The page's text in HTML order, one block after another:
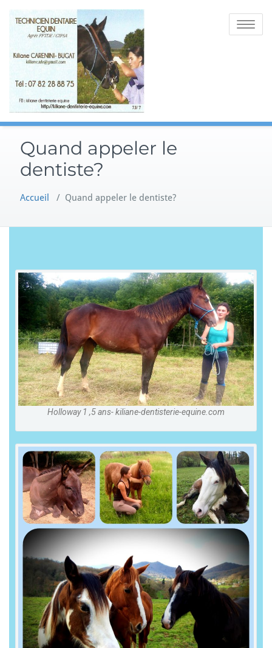
Toggle
Quand appeler le
dentiste?
Accueil / Quand appeler le dentiste?
Holloway 1 ,5 ans- kiliane-dentisterie-equine.com